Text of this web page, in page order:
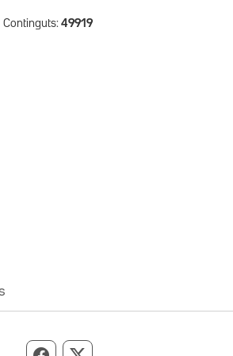
Continguts: 49919